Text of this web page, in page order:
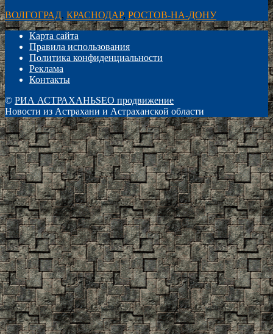
ВОЛГОГРАД, КРАСНОДАР, РОСТОВ-НА-ДОНУ
Карта сайта
Правила использования
Политика конфиденциальности
Реклама
Контакты
© РИА АСТРАХАНЬSEO продвижение
Новости из Астрахани и Астраханской области